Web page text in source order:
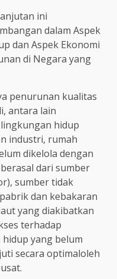
ini
dalam Aspek
dan Aspek Ekonomi
di Negara yang
penurunan kualitas
antara lain
hidup
industri, rumah
dikelola dengan
dari sumber
sumber tidak
dan kebakaran
yang diakibatkan
terhadap
yang belum
secara optimaloleh